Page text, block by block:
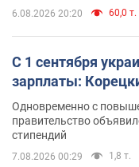
6.08.2026 20:20 60,0 т.
С 1 сентября
зарплаты:
Одновременно с
правительство
стипендий
7.08.2026 00:29 1,8 т.